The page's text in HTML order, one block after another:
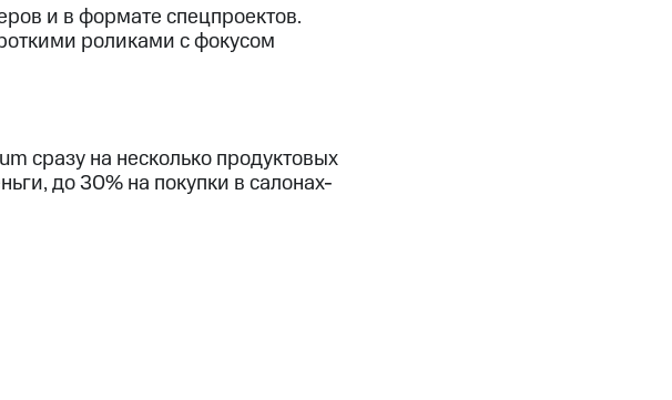
и в формате спецпроектов.
роликами с фокусом
сразу на несколько продуктовых
до 30% на покупки в салонах-